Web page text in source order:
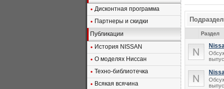
Дисконтная программа
Партнеры и скидки
Публикации
История NISSAN
О моделях Ниссан
Техно-библиотечка
Всякая всячина
Раздел